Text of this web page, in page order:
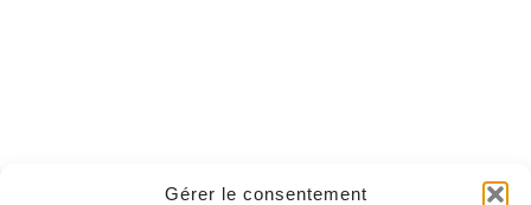
Gérer le consentement